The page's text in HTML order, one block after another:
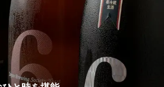
料理に良く合うお酒を取り揃え！香川
り、さぬきの酒米オオセトの旨味を引
を感じるお酒。どんな料理とも相性が
します。焼酎は下町のナポレオン「い
」等多数用意!!